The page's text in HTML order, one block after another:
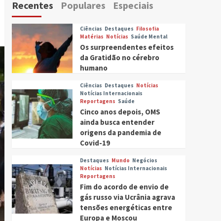
Recentes Populares Especiais
Ciências Destaques Filosofia
Matérias Notícias Saúde Mental
Os surpreendentes efeitos
da Gratidão no cérebro
humano
Ciências Destaques Notícias
Notícias Internacionais
Reportagens Saúde
Cinco anos depois, OMS
ainda busca entender
origens da pandemia de
Covid-19
Destaques Mundo Negócios
Notícias Notícias Internacionais
Reportagens
Fim do acordo de envio de
gás russo via Ucrânia agrava
tensões energéticas entre
Europa e Moscou